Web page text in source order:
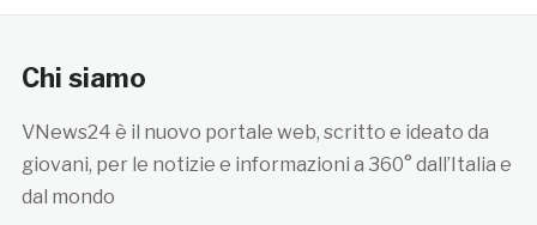
Chi siamo
VNews24 è il nuovo portale web, scritto e ideato da
giovani, per le notizie e informazioni a 360° dall’Italia e
dal mondo